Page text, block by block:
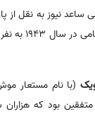
ساعد نیوز به نقل از
توانایی های
(با نام مستعار
بود که هزاران